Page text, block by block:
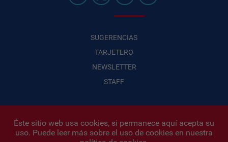
SUGERENCIAS
TARJETERO
NEWSLETTER
STAFF
Infonegocios 2026| INFONEGOCIOS S.A. · CUIT: 30710438486 |
Éste sitio web usa cookies, si permanece aquí acepta su
uso. Puede leer más sobre el uso de cookies en nuestra